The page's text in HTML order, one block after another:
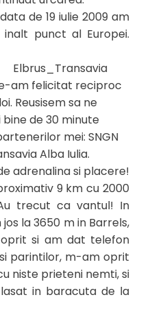
de 19 iulie 2009 am
punct al Europei.
am felicitat reciproc
Reusisem sa ne
de 30 minute
mei: SNGN
Alba Iulia.
adrenalina si placere!
9 km cu 2000
trecut ca vantul! In
la 3650 m in Barrels,
si am dat telefon
parintilor, m-am oprit
niste prieteni nemti, si
in baracuta de la